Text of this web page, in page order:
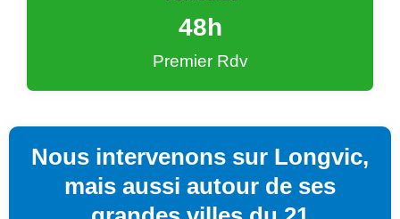
Premier Rdv
48h
Nous intervenons sur Longvic,
mais aussi autour de ses